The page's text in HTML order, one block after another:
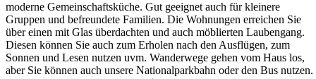
moderne Gemeinschaftsküche. Gut geeignet auch für kleinere
Gruppen und befreundete Familien. Die Wohnungen erreichen Sie
über einen mit Glas überdachten und auch möblierten Laubengang.
Diesen können Sie auch zum Erholen nach den Ausflügen, zum
Sonnen und Lesen nutzen uvm. Wanderwege gehen vom Haus los,
aber Sie können auch unsere Nationalparkbahn oder den Bus nutzen.